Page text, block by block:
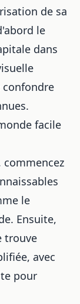
de sa
le
dans
facile
commencez
le
Ensuite,
trouve
avec
pour